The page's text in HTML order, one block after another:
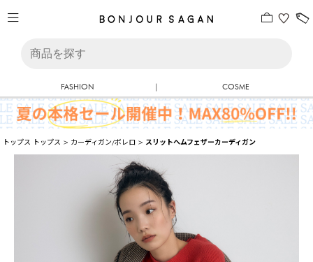
FASHION | COSME
トップス トップス > カーディガン/ボレロ > スリットヘムフェザーカーディガン